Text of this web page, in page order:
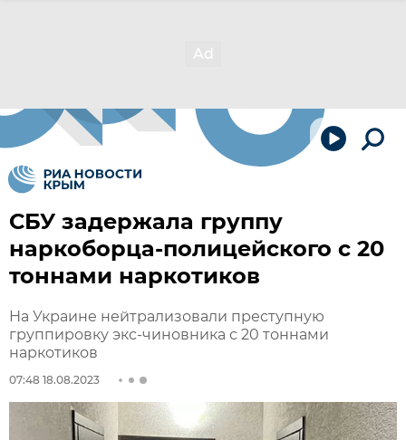
СБУ задержала группу
наркоборца-полицейского с 20
тоннами наркотиков
На Украине нейтрализовали преступную
группировку экс-чиновника с 20 тоннами
наркотиков
07:48 18.08.2023